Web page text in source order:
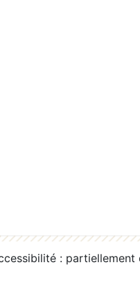
: partiellement